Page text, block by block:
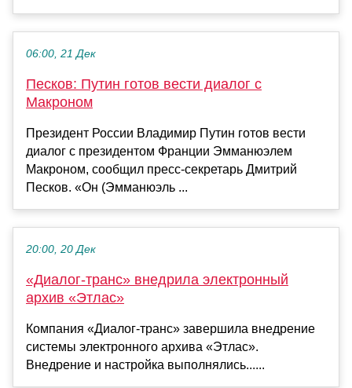
06:00, 21 Дек
Песков: Путин готов вести диалог с
Макроном
Президент России Владимир Путин готов вести
диалог с президентом Франции Эмманюэлем
Макроном, сообщил пресс-секретарь Дмитрий
Песков. «Он (Эмманюэль ...
20:00, 20 Дек
«Диалог-транс» внедрила электронный
архив «Этлас»
Компания «Диалог-транс» завершила внедрение
системы электронного архива «Этлас».
Внедрение и настройка выполнялись......